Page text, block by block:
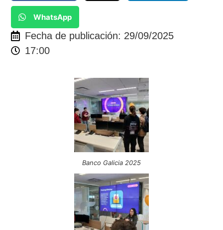
WhatsApp
Fecha de publicación: 29/09/2025
17:00
Banco Galicia 2025